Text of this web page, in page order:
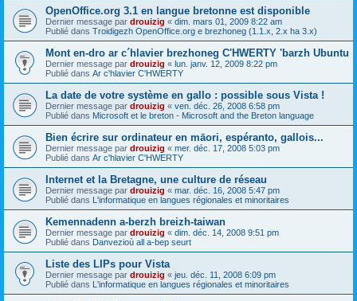
OpenOffice.org 3.1 en langue bretonne est disponible
Dernier message par drouizig « dim. mars 01, 2009 8:22 am
Publié dans Troidigezh OpenOffice.org e brezhoneg (1.1.x, 2.x ha 3.x)
Mont en-dro ar c´hlavier brezhoneg C'HWERTY 'barzh Ubuntu
Dernier message par drouizig « lun. janv. 12, 2009 8:22 pm
Publié dans Ar c'hlavier C'HWERTY
La date de votre système en gallo : possible sous Vista !
Dernier message par drouizig « ven. déc. 26, 2008 6:58 pm
Publié dans Microsoft et le breton - Microsoft and the Breton language
Bien écrire sur ordinateur en māori, espéranto, gallois...
Dernier message par drouizig « mer. déc. 17, 2008 5:03 pm
Publié dans Ar c'hlavier C'HWERTY
Internet et la Bretagne, une culture de réseau
Dernier message par drouizig « mar. déc. 16, 2008 5:47 pm
Publié dans L'informatique en langues régionales et minoritaires
Kemennadenn a-berzh breizh-taiwan
Dernier message par drouizig « dim. déc. 14, 2008 9:51 pm
Publié dans Danvezioù all a-bep seurt
Liste des LIPs pour Vista
Dernier message par drouizig « jeu. déc. 11, 2008 6:09 pm
Publié dans L'informatique en langues régionales et minoritaires